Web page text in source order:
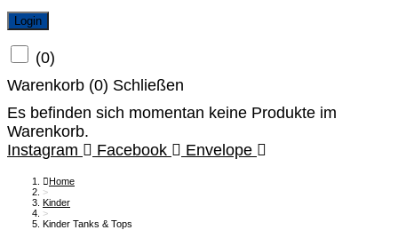
Login
(0)
Warenkorb (0) Schließen
Es befinden sich momentan keine Produkte im
Warenkorb.
Instagram
Facebook Envelope
Home
>
Kinder
>
Kinder Tanks & Tops